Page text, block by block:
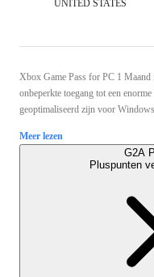
UNITED STATES
Xbox Game Pass for PC 1 Maand
onbeperkte toegang tot een
geoptimaliseerd zijn voor
Meer lezen
G2A
Pluspunten